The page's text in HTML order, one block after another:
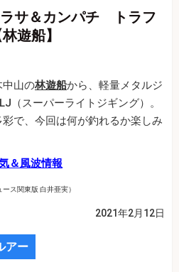
サ＆カンパチ トラフ
遊船】
中山の林遊船から、軽量メタルジ
（スーパーライトジギング）。
で、今回は何が釣れるか楽しみ
＆風波情報
ス関東版 白井亜実）
2021年2月12日
アー